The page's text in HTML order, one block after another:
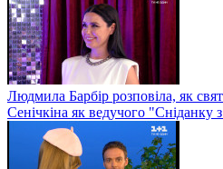
Людмила Барбір розповіла, як
Сенічкіна як ведучого "Сніданку